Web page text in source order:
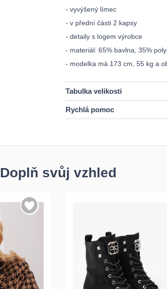
- vyvýšený límec
- v přední části 2 kapsy
- detaily s logem výrobce
- materiál: 65% bavlna, 35%
- modelka má 173 cm, 55 kg a
Tabulka velikosti
Rychlá pomoc
Doplň svůj vzhled